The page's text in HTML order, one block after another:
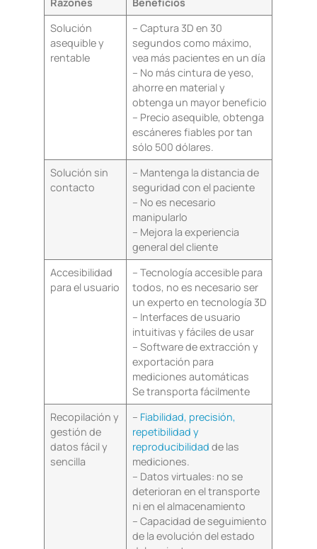
Solución
asequible y
rentable
– Captura 3D en 30
segundos como máximo,
vea más pacientes en un día
– No más cintura de yeso,
ahorre en material y
obtenga un mayor beneficio
– Precio asequible, obtenga
escáneres fiables por tan
sólo 500 dólares.
Solución sin
contacto
– Mantenga la distancia de
seguridad con el paciente
– No es necesario
manipularlo
– Mejora la experiencia
general del cliente
Accesibilidad
para el usuario
– Tecnología accesible para
todos, no es necesario ser
un experto en tecnología 3D
– Interfaces de usuario
intuitivas y fáciles de usar
– Software de extracción y
exportación para
mediciones automáticas
Se transporta fácilmente
Recopilación y
gestión de
datos fácil y
sencilla
– Fiabilidad, precisión,
repetibilidad y
reproducibilidad de las
mediciones.
– Datos virtuales: no se
deterioran en el transporte
ni en el almacenamiento
– Capacidad de seguimiento
de la evolución del estado